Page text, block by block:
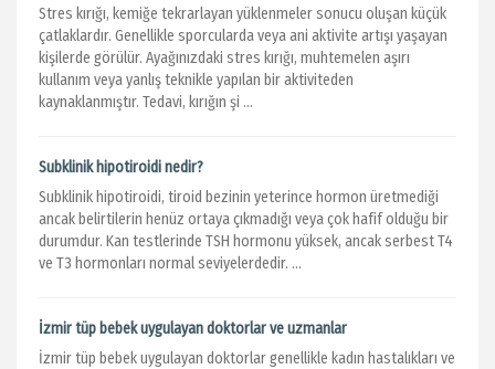
Stres kırığı, kemiğe tekrarlayan yüklenmeler sonucu oluşan küçük
çatlaklardır. Genellikle sporcularda veya ani aktivite artışı yaşayan
kişilerde görülür. Ayağınızdaki stres kırığı, muhtemelen aşırı
kullanım veya yanlış teknikle yapılan bir aktiviteden
kaynaklanmıştır. Tedavi, kırığın şi ...
Subklinik hipotiroidi nedir?
Subklinik hipotiroidi, tiroid bezinin yeterince hormon üretmediği
ancak belirtilerin henüz ortaya çıkmadığı veya çok hafif olduğu bir
durumdur. Kan testlerinde TSH hormonu yüksek, ancak serbest T4
ve T3 hormonları normal seviyelerdedir. ...
İzmir tüp bebek uygulayan doktorlar ve uzmanlar
İzmir tüp bebek uygulayan doktorlar genellikle kadın hastalıkları ve